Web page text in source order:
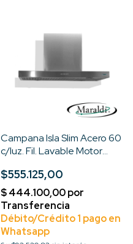
Campana Isla Slim Acero 60
c/luz. Fil. Lavable Motor
$555.125,00